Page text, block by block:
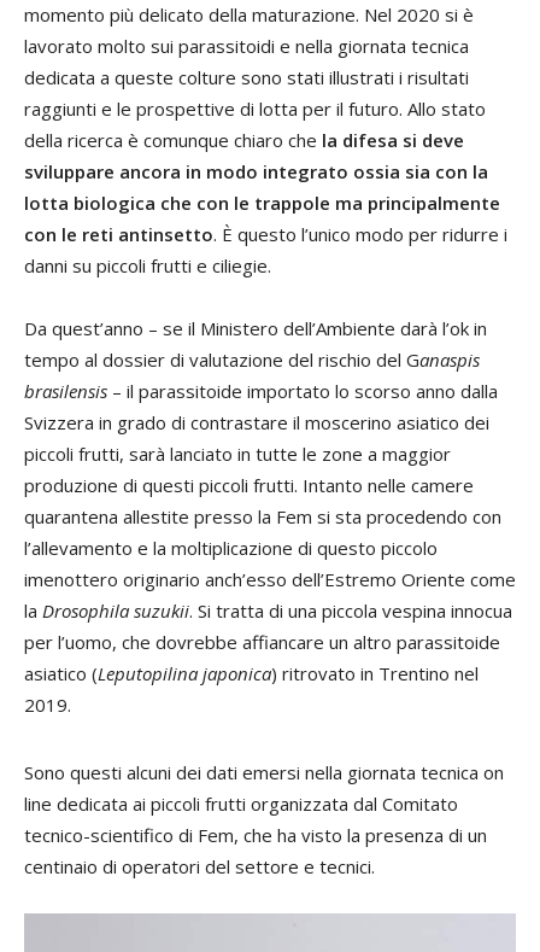
momento più delicato della maturazione. Nel 2020 si è
lavorato molto sui parassitoidi e nella giornata tecnica
dedicata a queste colture sono stati illustrati i risultati
raggiunti e le prospettive di lotta per il futuro. Allo stato
della ricerca è comunque chiaro che la difesa si deve
sviluppare ancora in modo integrato ossia sia con la
lotta biologica che con le trappole ma principalmente
con le reti antinsetto. È questo l’unico modo per ridurre i
danni su piccoli frutti e ciliegie.
Da quest’anno – se il Ministero dell’Ambiente darà l’ok in
tempo al dossier di valutazione del rischio del Ganaspis
brasilensis – il parassitoide importato lo scorso anno dalla
Svizzera in grado di contrastare il moscerino asiatico dei
piccoli frutti, sarà lanciato in tutte le zone a maggior
produzione di questi piccoli frutti. Intanto nelle camere
quarantena allestite presso la Fem si sta procedendo con
l’allevamento e la moltiplicazione di questo piccolo
imenottero originario anch’esso dell’Estremo Oriente come
la Drosophila suzukii. Si tratta di una piccola vespina innocua
per l’uomo, che dovrebbe affiancare un altro parassitoide
asiatico (Leputopilina japonica) ritrovato in Trentino nel
2019.
Sono questi alcuni dei dati emersi nella giornata tecnica on
line dedicata ai piccoli frutti organizzata dal Comitato
tecnico-scientifico di Fem, che ha visto la presenza di un
centinaio di operatori del settore e tecnici.